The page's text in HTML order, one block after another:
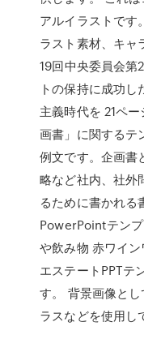
アルイラストです
ラスト素材、キャ
19回中央委員会第
トの保持に成功
主義時代を 21ペ
画書」に関するテ
例文です。企画書
略など社内、社外
るために書かれる
PowerPointテン
や飲み物 赤ワイ
エステートPPTテ
す。 背景画像と
ラスなどを使用し